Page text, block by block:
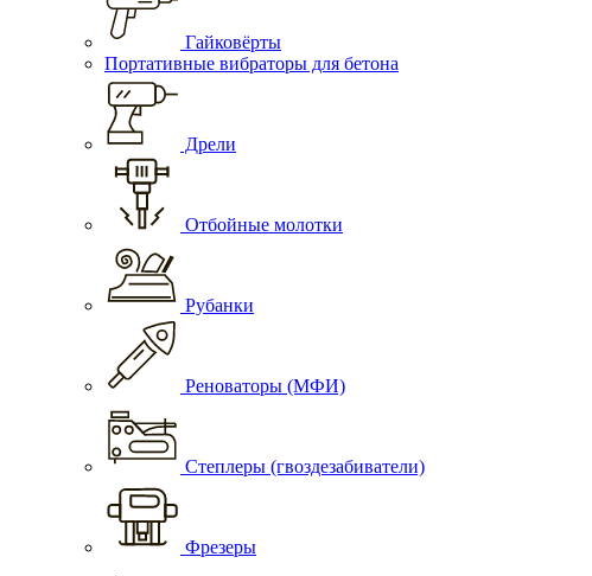
Гайковёрты
Портативные вибраторы для бетона
Дрели
Отбойные молотки
Рубанки
Реноваторы (МФИ)
Степлеры (гвоздезабиватели)
Фрезеры